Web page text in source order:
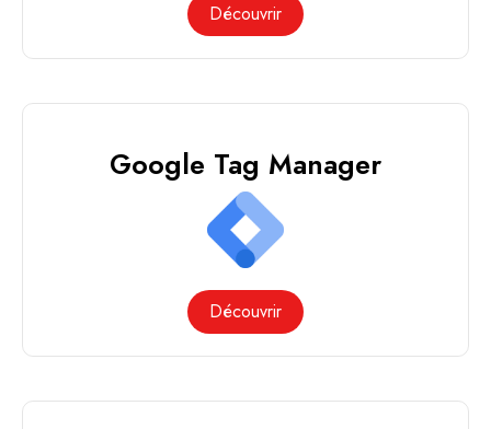
Découvrir
Google Tag Manager
Découvrir